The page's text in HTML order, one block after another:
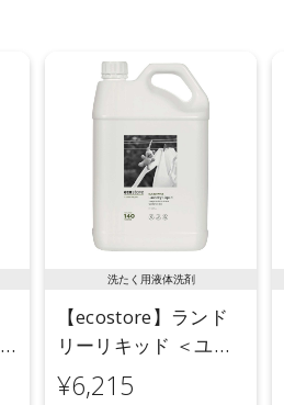
洗たく用液体洗剤
【ecostore】ランド
リーリキッド ＜ユー
カリ＞ 5L
¥6,215